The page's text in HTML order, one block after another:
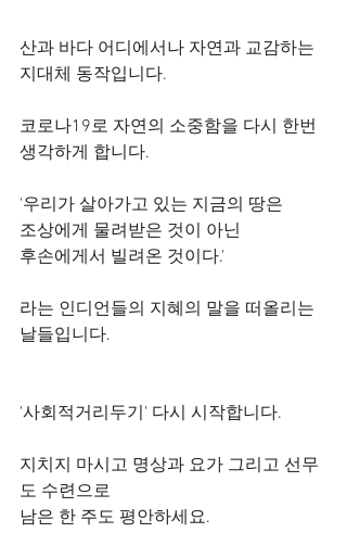
산과 바다 어디에서나 자연과 교감하는
지대체 동작입니다.
코로나19로 자연의 소중함을 다시 한번
생각하게 합니다.
'우리가 살아가고 있는 지금의 땅은
조상에게 물려받은 것이 아닌
후손에게서 빌려온 것이다.'
라는 인디언들의 지혜의 말을 떠올리는
날들입니다.
'사회적거리두기' 다시 시작합니다.
지치지 마시고 명상과 요가 그리고 선무
도 수련으로
남은 한 주도 평안하세요.